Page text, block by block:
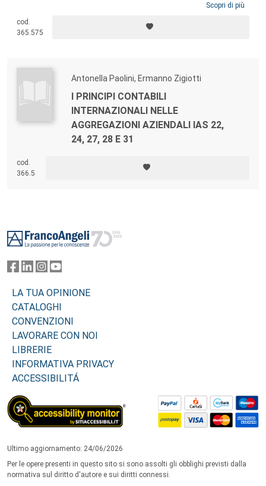
costing, budgeting e business planning, sistemi informativi e
comprensione delle novità introdotte dai principi contabili
internazionali e delle implicazioni legate all’uso delle informazioni a
Scopri di più
cod.
365.575
Antonella Paolini, Ermanno Zigiotti
I PRINCIPI CONTABILI
INTERNAZIONALI NELLE
AGGREGAZIONI AZIENDALI IAS 22,
24, 27, 28 E 31
cod.
366.5
LA TUA OPINIONE
CATALOGHI
CONVENZIONI
LAVORARE CON NOI
LIBRERIE
INFORMATIVA PRIVACY
ACCESSIBILITÁ
Ultimo aggiornamento: 24/06/2026
Per le opere presenti in questo sito si sono assolti gli obblighi previsti dalla
normativa sul diritto d'autore e sui diritti connessi.